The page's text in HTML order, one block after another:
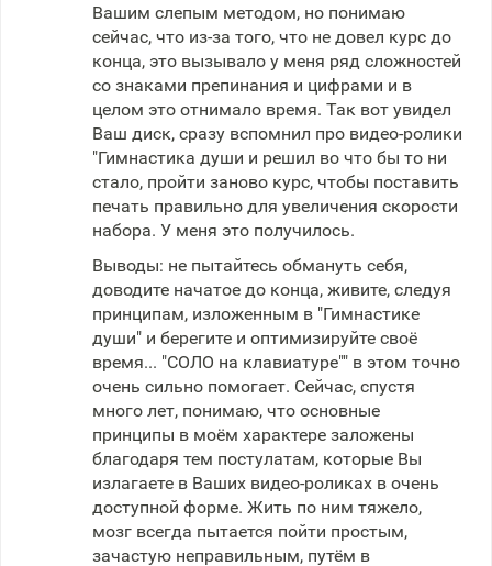
Вашим слепым методом, но понимаю
сейчас, что из-за того, что не довел курс до
конца, это вызывало у меня ряд сложностей
со знаками препинания и цифрами и в
целом это отнимало время. Так вот увидел
Ваш диск, сразу вспомнил про видео-ролики
"Гимнастика души и решил во что бы то ни
стало, пройти заново курс, чтобы поставить
печать правильно для увеличения скорости
набора. У меня это получилось.
Выводы: не пытайтесь обмануть себя,
доводите начатое до конца, живите, следуя
принципам, изложенным в "Гимнастике
души" и берегите и оптимизируйте своё
время... "СОЛО на клавиатуре"" в этом точно
очень сильно помогает. Сейчас, спустя
много лет, понимаю, что основные
принципы в моём характере заложены
благодаря тем постулатам, которые Вы
излагаете в Ваших видео-роликах в очень
доступной форме. Жить по ним тяжело,
мозг всегда пытается пойти простым,
зачастую неправильным, путём в